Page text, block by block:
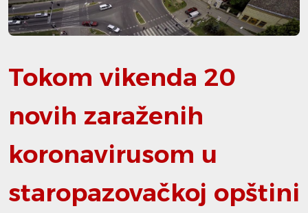
Tokom vikenda 20
novih zaraženih
koronavirusom u
staropazovačkoj opštini